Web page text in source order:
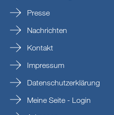
Presse
Nachrichten
Kontakt
Impressum
Datenschutzerklärung
Meine Seite - Login